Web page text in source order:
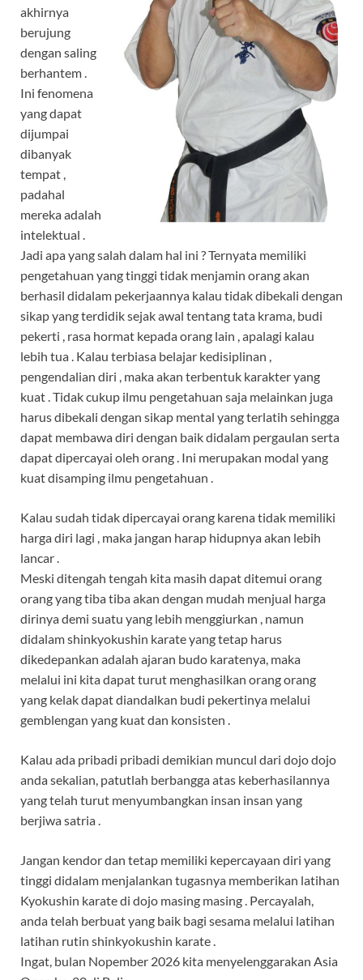
akhirnya
berujung
dengan saling
berhantem .
Ini fenomena
yang dapat
dijumpai
dibanyak
tempat ,
padahal
mereka adalah
intelektual .
Jadi apa yang salah dalam hal ini ? Ternyata memiliki
pengetahuan yang tinggi tidak menjamin orang akan
berhasil didalam pekerjaannya kalau tidak dibekali dengan
sikap yang terdidik sejak awal tentang tata krama, budi
pekerti , rasa hormat kepada orang lain , apalagi kalau
lebih tua . Kalau terbiasa belajar kedisiplinan ,
pengendalian diri , maka akan terbentuk karakter yang
kuat . Tidak cukup ilmu pengetahuan saja melainkan juga
harus dibekali dengan sikap mental yang terlatih sehingga
dapat membawa diri dengan baik didalam pergaulan serta
dapat dipercayai oleh orang . Ini merupakan modal yang
kuat disamping ilmu pengetahuan .
Kalau sudah tidak dipercayai orang karena tidak memiliki
harga diri lagi , maka jangan harap hidupnya akan lebih
lancar .
Meski ditengah tengah kita masih dapat ditemui orang
orang yang tiba tiba akan dengan mudah menjual harga
dirinya demi suatu yang lebih menggiurkan , namun
didalam shinkyokushin karate yang tetap harus
dikedepankan adalah ajaran budo karatenya, maka
melalui ini kita dapat turut menghasilkan orang orang
yang kelak dapat diandalkan budi pekertinya melalui
gemblengan yang kuat dan konsisten .
Kalau ada pribadi pribadi demikian muncul dari dojo dojo
anda sekalian, patutlah berbangga atas keberhasilannya
yang telah turut menyumbangkan insan insan yang
berjiwa satria .
Jangan kendor dan tetap memiliki kepercayaan diri yang
tinggi didalam menjalankan tugasnya memberikan latihan
Kyokushin karate di dojo masing masing . Percayalah,
anda telah berbuat yang baik bagi sesama melalui latihan
latihan rutin shinkyokushin karate .
Ingat, bulan Nopember 2026 kita menyelenggarakan Asia